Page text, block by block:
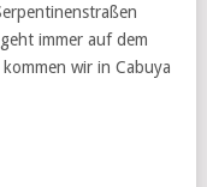
immer auf dem
wir in Cabuya